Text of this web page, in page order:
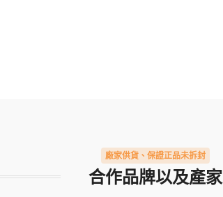
廠家供貨、保證正品未拆封
合作品牌以及產家